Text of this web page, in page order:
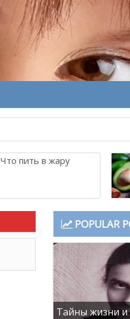
Что пить в жару
POPULAR
Тайны жизни и